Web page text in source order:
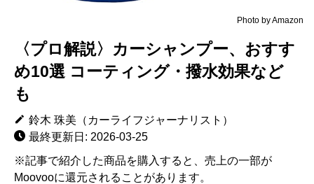
Photo by Amazon
〈プロ解説〉カーシャンプー、おすす
め10選 コーティング・撥水効果など
も
鈴木 珠美（カーライフジャーナリスト）
最終更新日: 2026-03-25
※記事で紹介した商品を購入すると、売上の一部が
Moovooに還元されることがあります。